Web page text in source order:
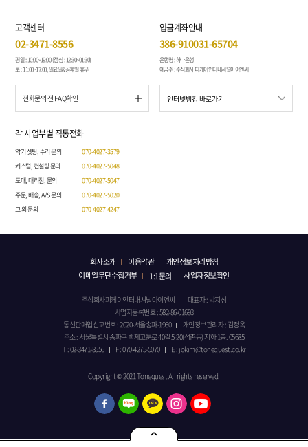
고객센터
02-3471-8556
평일 : 10:00~19:00 (점심 : 12:30~01:30)
토 : 11:00~17:00, 일요일&공휴일 휴무
전화문의 전 FAQ확인
입금계좌안내
386-910031-65704
은행명 : 하나은행
예금주 : 주식회사 피케이인터내셔널아이엔씨
각 사업부별 직통전화
악기 셋팅, 수리 문의
070-4027-3579
커스텀, 컨설팅 문의
070-4027-5048
도매, 대리점, 문의
070-4027-5047
주문, 배송, A/S 문의
070-4027-5020
그 외 문의
070-4027-4247
회사소개 이용약관
개인정보처리방침
이메일무단수집거부
1:1문의 사업자정보확인
주식회사피케이인터내셔널아이엔씨
대표자 : 박지성
사업자등록번호 : 582-86-01693
통신판매업신고번호 : 2020-서울송파-1960
개인정보관리자 : 김정옥
주소 : 서울특별시 송파구 백제고분로 40길 5-20(석촌동) 지하 1층. 05685
T : 02-3471-8556
F : 070-4275-5070 E : jokim@tonequest.co.kr
Copyright © 2021 Tonequest All rights reserved.